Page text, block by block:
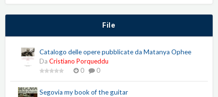
File
Catalogo delle opere pubblicate da Matanya Ophee
Da Cristiano Porqueddu
0
0
Segovia my book of the guitar